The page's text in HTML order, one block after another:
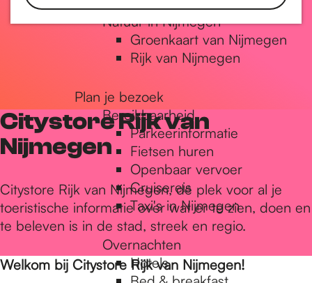
Natuur in Nijmegen
Groenkaart van Nijmegen
Rijk van Nijmegen
Plan je bezoek
Bereikbaarheid
Parkeerinformatie
Fietsen huren
Openbaar vervoer
Cruisereis
Taxi's in Nijmegen
Overnachten
Hotels
Citystore Rijk van
Nijmegen
Citystore Rijk van Nijmegen, dé plek voor al je
toeristische informatie over wat er te zien, doen en
te beleven is in de stad, streek en regio.
Welkom bij Citystore Rijk van Nijmegen!